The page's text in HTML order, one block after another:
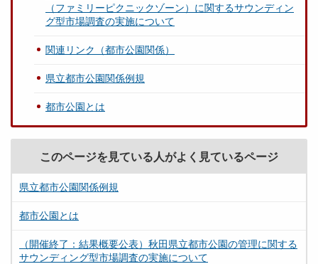
（ファミリーピクニックゾーン）に関するサウンディン
グ型市場調査の実施について
関連リンク（都市公園関係）
県立都市公園関係例規
都市公園とは
このページを見ている人がよく見ているページ
県立都市公園関係例規
都市公園とは
（開催終了：結果概要公表）秋田県立都市公園の管理に関する
サウンディング型市場調査の実施について